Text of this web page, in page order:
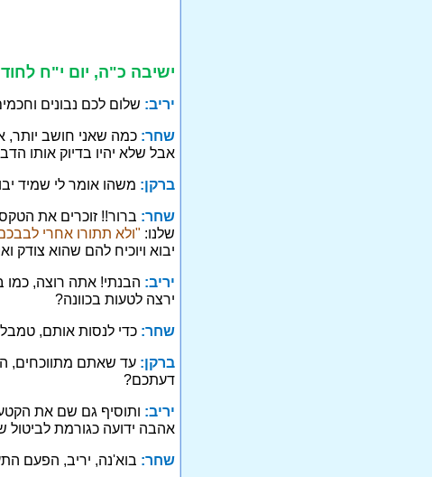
ישיבה כ"ה, יום י"ח
יריב: שלום לכם נבונים
שחר: כמה שאני חושב יותר,
אבל שלא יהיו בדיוק אותו
ברקן: משהו אומר לי שמיד
שחר: ברור!! זוכרים את
שלנו: "ולא תתורו אחרי
יבוא ויוכיח להם שהוא צודק
יריב: הבנתי! אתה רוצה, כמו
ירצה לטעות בכוונה?
שחר: כדי לנסות אותם,
ברקן: עד שאתם מתווכחים,
דעתכם?
יריב: ותוסיף גם שם את
אהבה ידועה כגורמת לביטול
שחר: בוא'נה, יריב, הפעם